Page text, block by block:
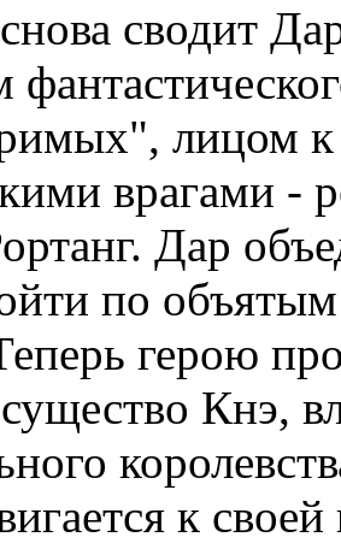
сводит
лицом к
врагами -
Дар
по
герою
Кнэ,
к